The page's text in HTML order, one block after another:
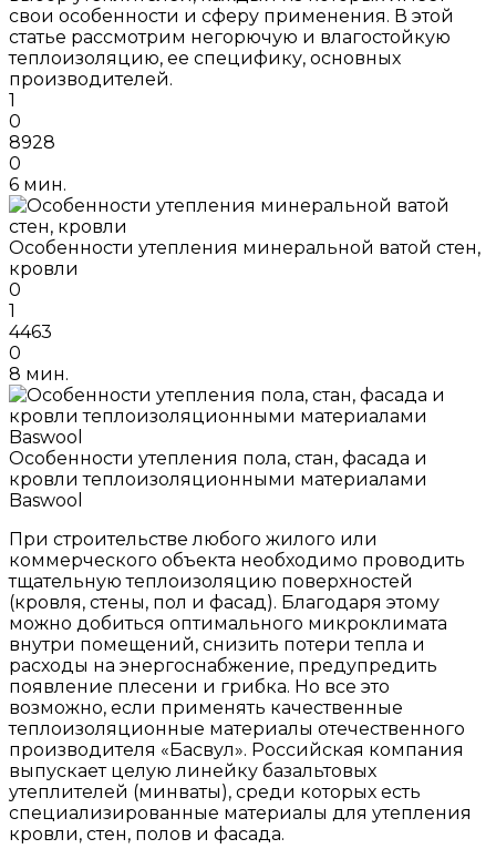
свои особенности и сферу применения. В этой
статье рассмотрим негорючую и влагостойкую
теплоизоляцию, ее специфику, основных
производителей.
1
0
8928
0
6 мин.
Особенности утепления минеральной ватой стен,
кровли
0
1
4463
0
8 мин.
Особенности утепления пола, стан, фасада и
кровли теплоизоляционными материалами
Baswool
При строительстве любого жилого или
коммерческого объекта необходимо проводить
тщательную теплоизоляцию поверхностей
(кровля, стены, пол и фасад). Благодаря этому
можно добиться оптимального микроклимата
внутри помещений, снизить потери тепла и
расходы на энергоснабжение, предупредить
появление плесени и грибка. Но все это
возможно, если применять качественные
теплоизоляционные материалы отечественного
производителя «Басвул». Российская компания
выпускает целую линейку базальтовых
утеплителей (минваты), среди которых есть
специализированные материалы для утепления
кровли, стен, полов и фасада.